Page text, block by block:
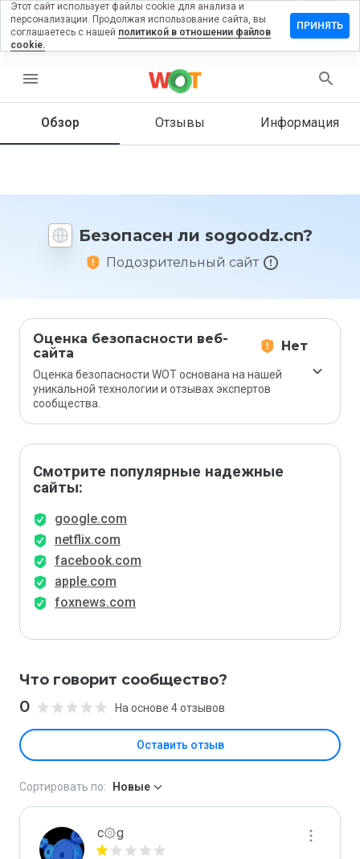
menu
Обзор Отзывы Информация
Безопасен ли sogoodz.cn?
Подозрительный сайт
Оценка безопасности веб-
сайта
Нет
Оценка безопасности WOT основана на нашей
уникальной технологии и отзывах экспертов
сообщества.
Смотрите популярные надежные
сайты:
google.com
netflix.com
facebook.com
apple.com
foxnews.com
Что говорит сообщество?
0 На основе 4 отзывов
Оставить отзыв
на
Как бы
этот
1 до 5?
Сортировать по: Новые
c۞g
Этот сайт использует файлы cookie для анализа и
персонализации. Продолжая использование сайта, вы
соглашаетесь с нашей политикой в отношении файлов
cookie.
ПРИНЯТЬ